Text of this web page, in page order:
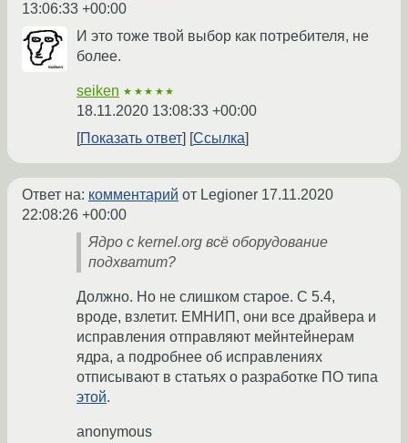
13:06:33 +00:00
И это тоже твой выбор как потребителя, не
более.
seiken ★★★★★
18.11.2020 13:08:33 +00:00
Показать ответ
Ссылка
Ответ на: комментарий от Legioner 17.11.2020
22:08:26 +00:00
Ядро с kernel.org всё оборудование
подхватит?
Должно. Но не слишком старое. С 5.4,
вроде, взлетит. ЕМНИП, они все драйвера и
исправления отправляют мейнтейнерам
ядра, а подробнее об исправлениях
отписывают в статьях о разработке ПО типа
этой.
anonymous